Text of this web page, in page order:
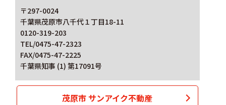
〒297-0024
千葉県茂原市八千代１丁目18-11
0120-319-203
TEL/0475-47-2323
FAX/0475-47-2225
千葉県知事 (1) 第17091号
茂原市 サンアイク不動産